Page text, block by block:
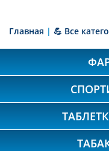
Главная | 💪 Все